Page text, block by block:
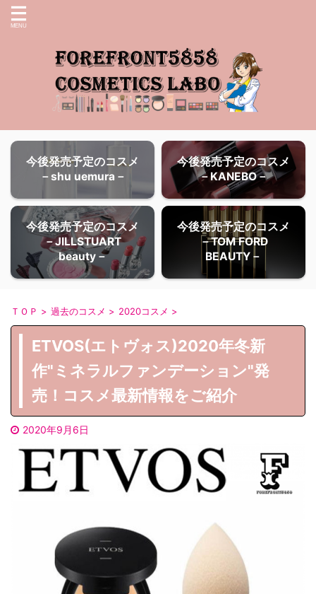
今後発売予定のコスメ
－shu uemura－
今後発売予定のコスメ
－KANEBO－
今後発売予定のコスメ
－JILLSTUART
beauty－
今後発売予定のコスメ
－TOM FORD
BEAUTY－
ＴＯＰ > 過去のコスメ > 2020コスメ >
ETVOS(エトヴォス)2020年冬新
作"ミネラルファンデーション"発
売！コスメ最新情報をご紹介
2020年9月6日